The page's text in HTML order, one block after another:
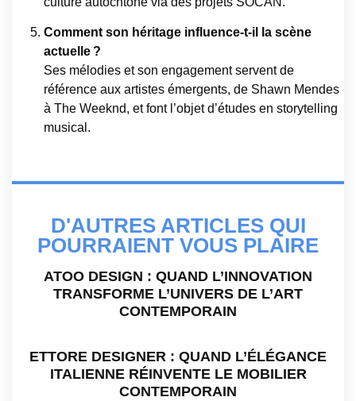
Comment son héritage influence-t-il la scène
actuelle ?
Ses mélodies et son engagement servent de
référence aux artistes émergents, de Shawn Mendes
à The Weeknd, et font l’objet d’études en storytelling
musical.
D'AUTRES ARTICLES QUI
POURRAIENT VOUS PLAIRE
ATOO DESIGN : QUAND L’INNOVATION
TRANSFORME L’UNIVERS DE L’ART
CONTEMPORAIN
ETTORE DESIGNER : QUAND L’ÉLÉGANCE
ITALIENNE RÉINVENTE LE MOBILIER
CONTEMPORAIN